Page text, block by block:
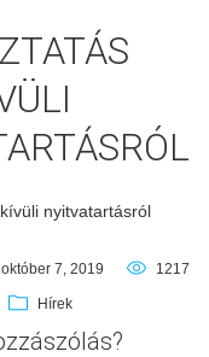
nyitvatartásról
október 7, 2019 1217
Hírek